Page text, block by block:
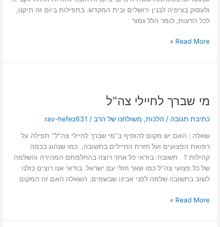
ולעסוק בציפיה לבנין ירושלים ובית המקדש. בתפילות ביום זה תיקנו,
לכל הדעות, לומר הלל גמור
Read More »
מי שברך לחיילי צה"ל
כתיבת תגובה / הלכות, משולחנו של הרב /
rav-hefez631
שאלה : האם יש מקום להוסיף ב"מי שברך לחיילי צה"ל" תפילה על
רפואת הפצועים ועל חזרת החיילים בתשובה, כמו שנהוג בכמה
קהילות ? תשובה: בודאי כל אחד רוצה בהחלמתם המהירה והשלמה
של כל פצועי צה"ל כמו שאר חולי עם ישראל. בודאי אנו רוצים כולנו
לשוב בתשובה שלמה לפני אבינו שבשמים. השאלה האם זה המקום
לחיילי
Read More »